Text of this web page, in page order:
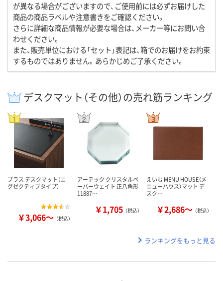
が異なる場合がございますので、ご使用前には必ずお届けした
商品の商品ラベルや注意書きをご確認ください。
さらに詳細な商品情報が必要な場合は、メーカー等にお問い合
わせください。
また、販売単位における「セット」表記は、箱でのお届けをお約束
するものではありません。あらかじめご了承ください。
デスクマット（その他）の売れ筋ランキング
プラス デスクマット（エ
グゼクティブタイプ）
￥3,066～ （税込）
アーテック クリスタルペ
ーパーウェイト 正八角形
11887…
￥1,705 （税込）
えいむ MENU HOUSE（メ
ニューハウス）マット デ
スク…
￥2,686～ （税込）
ランキングをもっと見る